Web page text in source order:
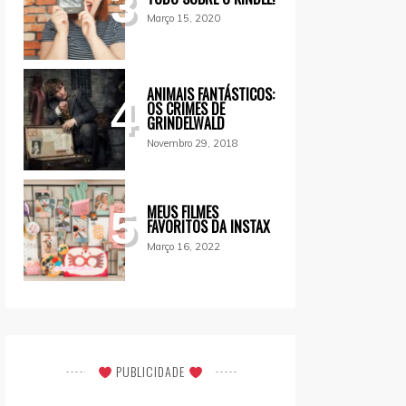
Março 15, 2020
4 ANIMAIS FANTÁSTICOS:
OS CRIMES DE
GRINDELWALD
Novembro 29, 2018
5 MEUS FILMES
FAVORITOS DA INSTAX
Março 16, 2022
PUBLICIDADE